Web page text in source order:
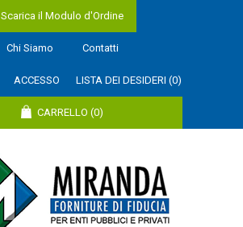
Scarica il Modulo d'Ordine
Chi Siamo Contatti
ACCESSO LISTA DEI DESIDERI (0)
CARRELLO (0)